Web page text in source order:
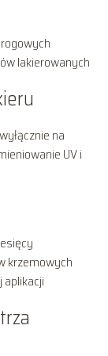
lakierowanych
na
UV i
krzemowych